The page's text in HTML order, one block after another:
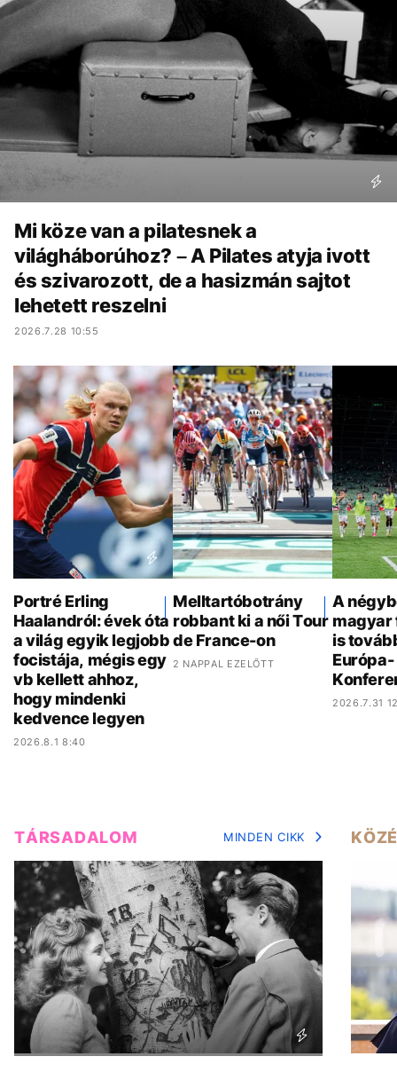
Mi köze van a pilatesnek a
világháborúhoz? – A Pilates atyja ivott
és szivarozott, de a hasizmán sajtot
lehetett reszelni
2026.7.28 10:55
Portré Erling
Haalandról: évek óta
a világ egyik legjobb
focistája, mégis egy
vb kellett ahhoz,
hogy mindenki
kedvence legyen
2026.8.1 8:40
Melltartóbotrány
robbant ki a női Tour
de France-on
2 NAPPAL EZELŐTT
A
magyar
is
Európa-
2026.7.31
TÁRSADALOM MINDEN CIKK